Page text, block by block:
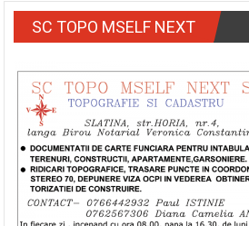
SC TOPO MSELF NEXT